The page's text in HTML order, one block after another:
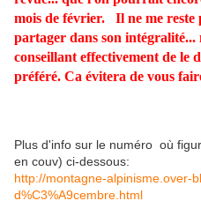
mois de février. Il ne me reste
partager dans son intégralité...
conseillant effectivement de le
préféré. Ca évitera de vous
Plus d'info sur le numéro où
en couv) ci-dessous:
http://montagne-alpinisme.over-
d%C3%A9cembre.html